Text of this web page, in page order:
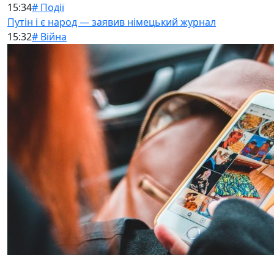
15:34# Події
Путін і є народ — заявив німецький журнал
15:32# Війна